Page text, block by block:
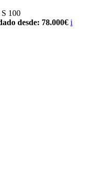
100
desde: 78.000€ i